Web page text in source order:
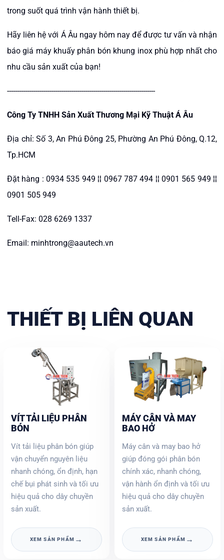
trong suốt quá trình vận hành thiết bị.
Hãy liên hệ với Á Âu ngay hôm nay để được tư vấn và nhận
báo giá máy khuấy phân bón khung inox phù hợp nhất cho
nhu cầu sản xuất của bạn!
​--------------------------------------------------------------------------
Công Ty TNHH Sản Xuất Thương Mại Kỹ Thuật Á Âu
Địa chỉ: Số 3, An Phú Đông 25, Phường An Phú Đông, Q.12,
Tp.HCM
Đặt hàng : 0934 535 949 ¦¦ 0967 787 494 ¦¦ 0901 565 949 ¦¦
0901 505 949
Tell-Fax: 028 6269 1337
Email: minhtrong@aautech.vn
THIẾT BỊ LIÊN QUAN
VÍT TẢI LIỆU PHÂN
BÓN
Vít tải liệu phân bón giúp
vận chuyển nguyên liệu
nhanh chóng, ổn định, hạn
chế bụi phát sinh và tối ưu
hiệu quả cho dây chuyền
sản xuất.
XEM SẢN PHẨM →
MÁY CÂN VÀ MAY
BAO HỞ
Máy cân và may bao hở
giúp đóng gói phân bón
chính xác, nhanh chóng,
vận hành ổn định và tối ưu
hiệu quả cho dây chuyền
sản xuất.
XEM SẢN PHẨM →